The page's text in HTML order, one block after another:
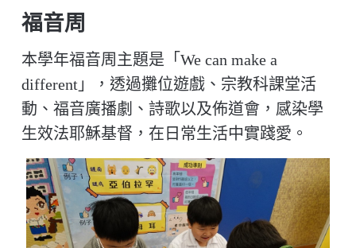
福音周
本學年福音周主題是「We can make a
different」，透過攤位遊戲、宗教科課堂活
動、福音廣播劇、詩歌以及佈道會，感染學
生效法耶穌基督，在日常生活中實踐愛。